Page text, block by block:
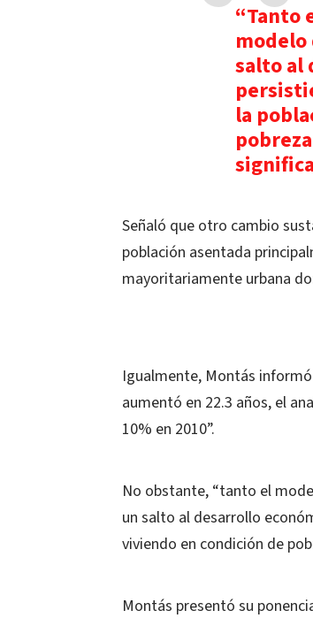
“Tanto
salto al
la
Señaló que otro cambio
población asentada
mayoritariamente urbana
Igualmente, Montás
aumentó en 22.3 años, el
10% en 2010”.
No obstante, “tanto el
un salto al desarrollo
viviendo en condición de
Montás presentó su